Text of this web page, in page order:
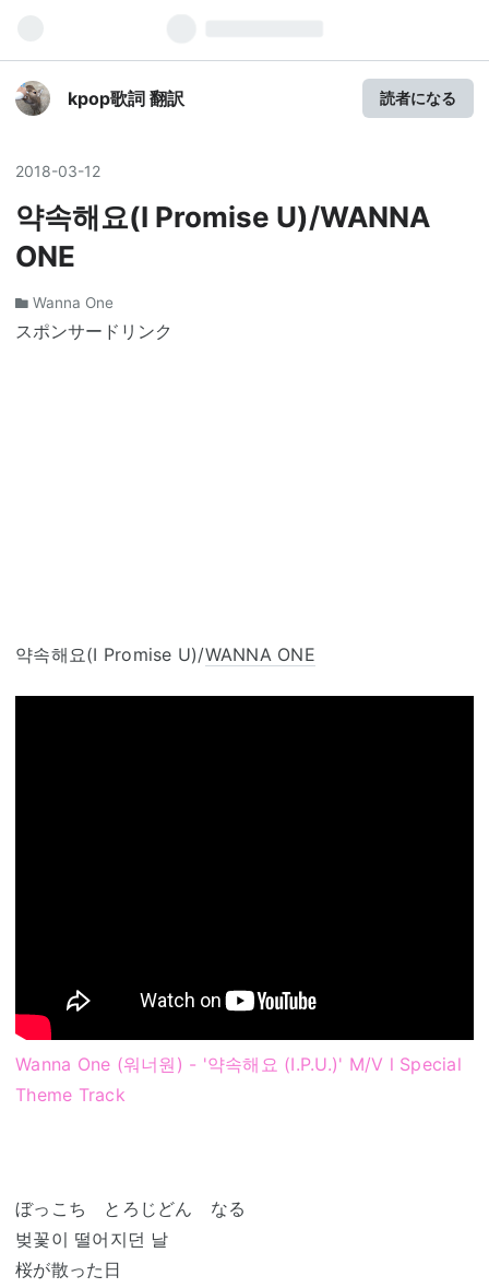
kpop歌詞 翻訳 読者になる
2018-03-12
약속해요(I Promise U)/WANNA
ONE
Wanna One
スポンサードリンク
약속해요(I Promise U)/WANNA ONE
Wanna One (워너원) - '약속해요 (I.P.U.)' M/V l Special
Theme Track
ぼっこち とろじどん なる
벚꽃이 떨어지던 날
桜が散った日